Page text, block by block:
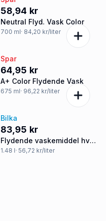
58,94 kr
Neutral Flyd. Vask Color
700 ml· 84,20 kr/liter
Spar
64,95 kr
A+ Color Flydende Vask
675 ml· 96,22 kr/liter
Bilka
83,95 kr
Flydende vaskemiddel hvid
og kulørt vask
1.48 l· 56,72 kr/liter